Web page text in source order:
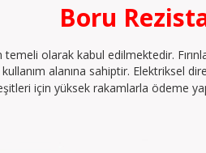
Boru
temeli olarak kabul edilmektedir.
alanına sahiptir. Elektriksel
için yüksek rakamlarla ödeme